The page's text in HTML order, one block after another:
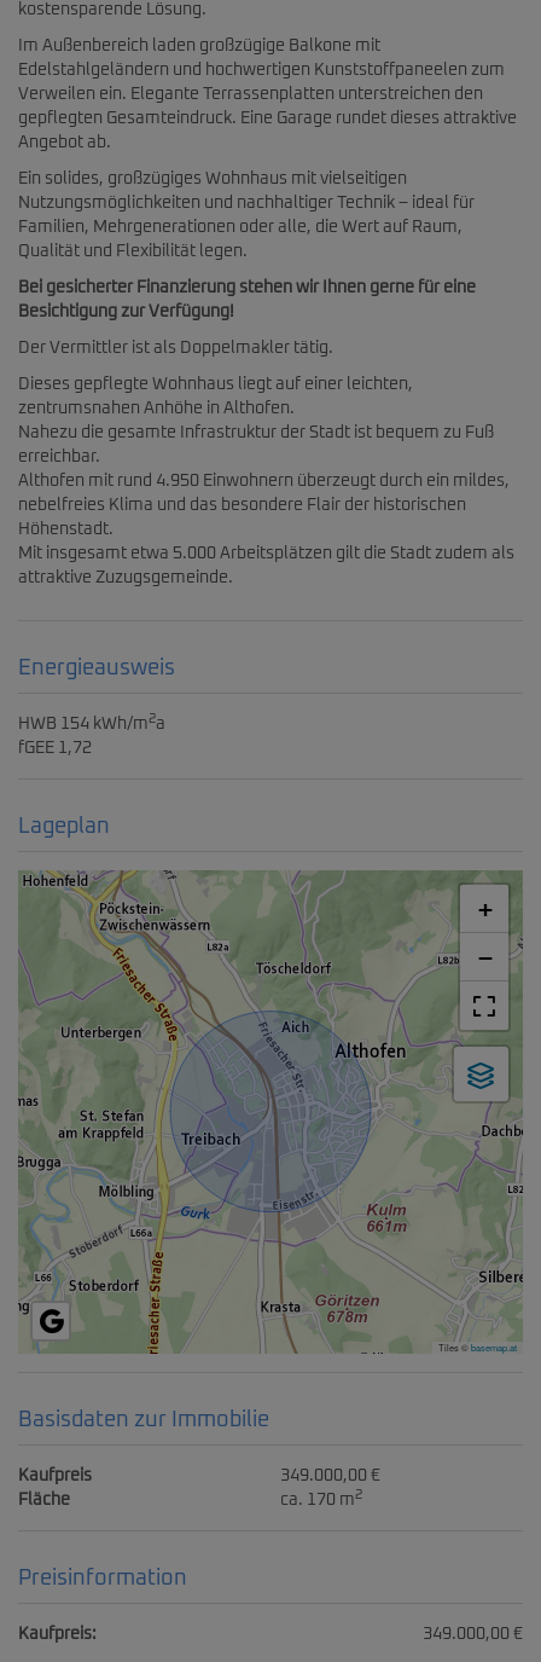
kostensparende Lösung.
Im Außenbereich laden großzügige Balkone mit
Edelstahlgeländern und hochwertigen Kunststoffpaneelen zum
Verweilen ein. Elegante Terrassenplatten unterstreichen den
gepflegten Gesamteindruck. Eine Garage rundet dieses attraktive
Angebot ab.
Ein solides, großzügiges Wohnhaus mit vielseitigen
Nutzungsmöglichkeiten und nachhaltiger Technik – ideal für
Familien, Mehrgenerationen oder alle, die Wert auf Raum,
Qualität und Flexibilität legen.
Bei gesicherter Finanzierung stehen wir Ihnen gerne für eine
Besichtigung zur Verfügung!
Der Vermittler ist als Doppelmakler tätig.
Dieses gepflegte Wohnhaus liegt auf einer leichten,
zentrumsnahen Anhöhe in Althofen.
Nahezu die gesamte Infrastruktur der Stadt ist bequem zu Fuß
erreichbar.
Althofen mit rund 4.950 Einwohnern überzeugt durch ein mildes,
nebelfreies Klima und das besondere Flair der historischen
Höhenstadt.
Mit insgesamt etwa 5.000 Arbeitsplätzen gilt die Stadt zudem als
attraktive Zuzugsgemeinde.
Energieausweis
HWB 154 kWh/m2a
fGEE 1,72
Lageplan
+
−
Tiles ©basemap.at
Basisdaten zur Immobilie
Kaufpreis
349.000,00 €
Fläche
ca. 170 m2
Preisinformation
Kaufpreis: 349.000,00 €